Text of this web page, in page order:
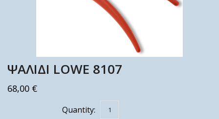
ΨΑΛΙΔΙ LOWE 8107
68,00 €